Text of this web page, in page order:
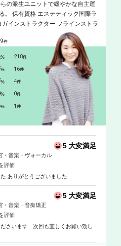
の派生ユニットで緩やかな自主運
。 保有資格 エステティック国際ラ
インストラクター フラインストラ
件
% 218件
% 16件
% 4件
% 0件
% 1件
5 大変満足
・音楽・ヴォーカル
評価
ありがとうございました
5 大変満足
・音楽・音痴矯正
評価
さいます 次回も宜しくお願い致し